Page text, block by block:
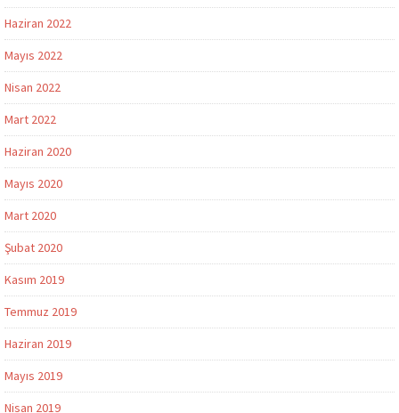
Haziran 2022
Mayıs 2022
Nisan 2022
Mart 2022
Haziran 2020
Mayıs 2020
Mart 2020
Şubat 2020
Kasım 2019
Temmuz 2019
Haziran 2019
Mayıs 2019
Nisan 2019